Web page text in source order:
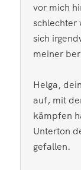
vor mich
schlechter
sich
meiner
Helga,
auf, mit
kämpfen
Unterton
gefallen.